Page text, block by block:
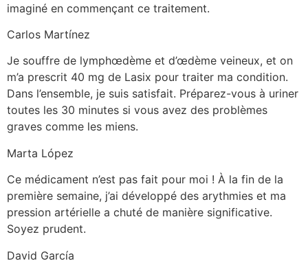
imaginé en commençant ce traitement.
Carlos Martínez
Je souffre de lymphœdème et d’œdème veineux, et on
m’a prescrit 40 mg de Lasix pour traiter ma condition.
Dans l’ensemble, je suis satisfait. Préparez-vous à uriner
toutes les 30 minutes si vous avez des problèmes
graves comme les miens.
Marta López
Ce médicament n’est pas fait pour moi ! À la fin de la
première semaine, j’ai développé des arythmies et ma
pression artérielle a chuté de manière significative.
Soyez prudent.
David García